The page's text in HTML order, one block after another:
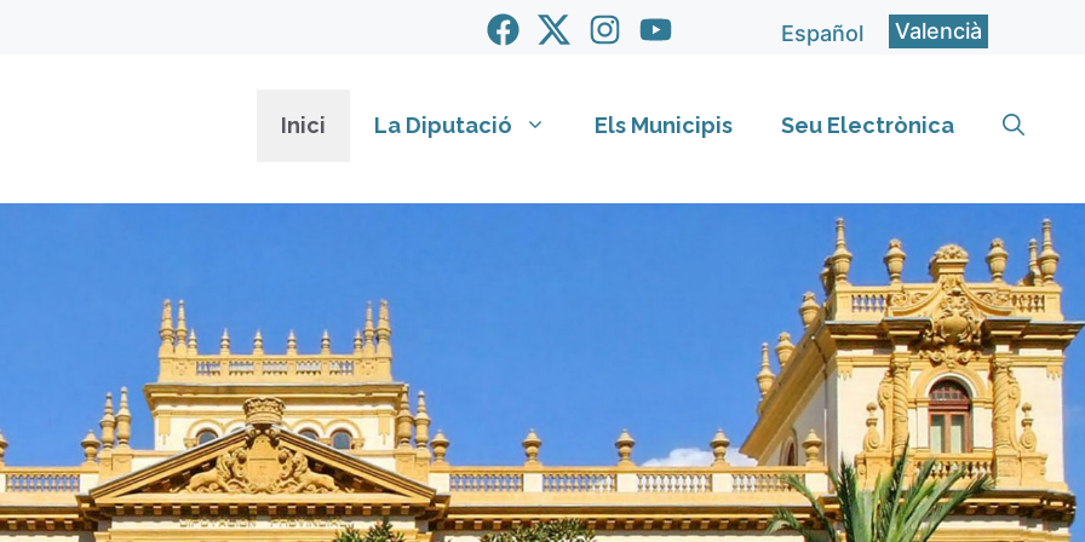
Español Valencià
Inici La Diputació Els Municipis Seu Electrònica